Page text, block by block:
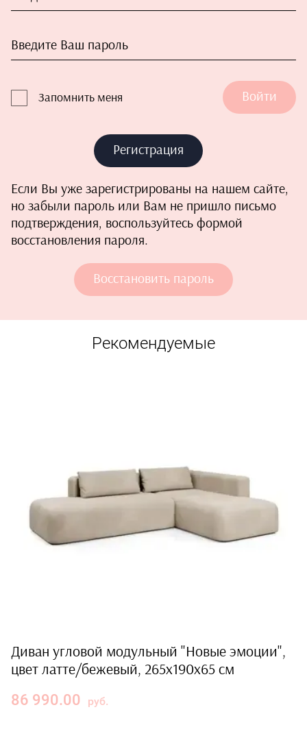
Запомнить меня Войти
Регистрация
Если Вы уже зарегистрированы на нашем сайте,
но забыли пароль или Вам не пришло письмо
подтверждения, воспользуйтесь формой
восстановления пароля.
Восстановить пароль
Рекомендуемые
Диван угловой модульный "Новые эмоции",
цвет латте/бежевый, 265x190x65 см
86 990.00 руб.